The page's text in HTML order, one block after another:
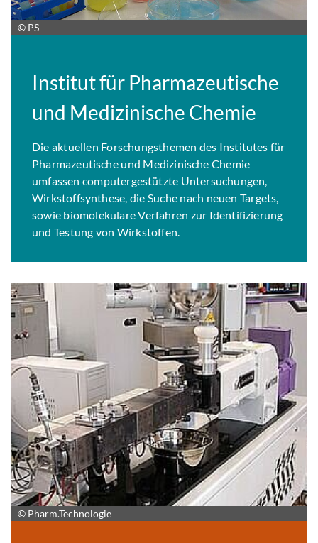
© PS
Institut für Pharmazeutische
und Medizinische Chemie
Die aktuellen Forschungsthemen des Institutes für
Pharmazeutische und Medizinische Chemie
umfassen computergestützte Untersuchungen,
Wirkstoffsynthese, die Suche nach neuen Targets,
sowie biomolekulare Verfahren zur Identifizierung
und Testung von Wirkstoffen.
© Pharm.Technologie